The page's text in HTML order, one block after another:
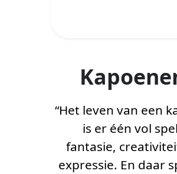
“Het leven van een
is er één vol
fantasie,
expressie. En daar